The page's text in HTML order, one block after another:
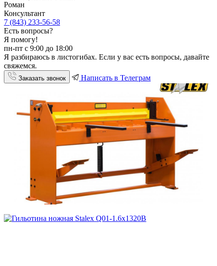
Роман
Консультант
7 (843) 233-56-58
Есть вопросы?
Я помогу!
пн-пт с 9:00 до 18:00
Я разбираюсь в листогибах. Если у вас есть вопросы, давайте
свяжемся.
Заказать звонок Написать в Телеграм